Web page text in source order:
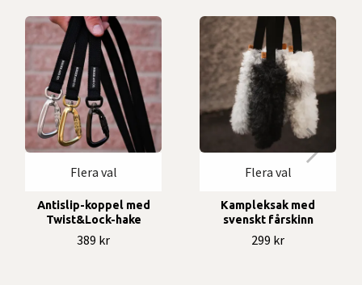
Flera val
Antislip-koppel med
Twist&Lock-hake
389 kr
Flera val
Kampleksak med
svenskt fårskinn
299 kr